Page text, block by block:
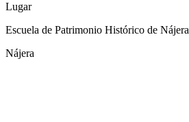
Lugar
Escuela de Patrimonio Histórico de Nájera
Nájera